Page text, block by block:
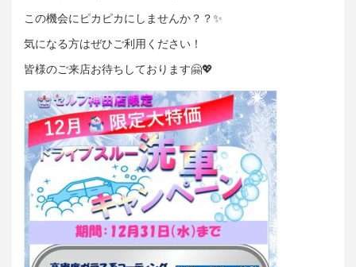
この機会にピカピカにしませんか？？✨
気になる方はぜひご利用ください！
皆様のご来店お待ちしております🤗💖